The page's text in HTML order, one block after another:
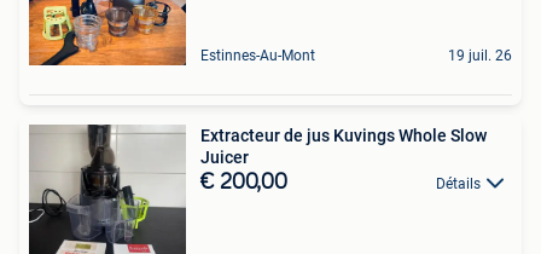
Estinnes-Au-Mont 19 juil. 26
Extracteur de jus Kuvings Whole Slow
Juicer
€ 200,00 Détails